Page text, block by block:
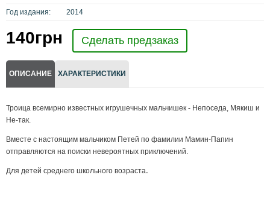
Год издания:
2014
140грн Сделать предзаказ
ОПИСАНИЕ ХАРАКТЕРИСТИКИ
Троица всемирно известных игрушечных мальчишек - Непоседа, Мякиш и
Не-так.
Вместе с настоящим мальчиком Петей по фамилии Мамин-Папин
отправляются на поиски невероятных приключений.
Для детей среднего школьного возраста.